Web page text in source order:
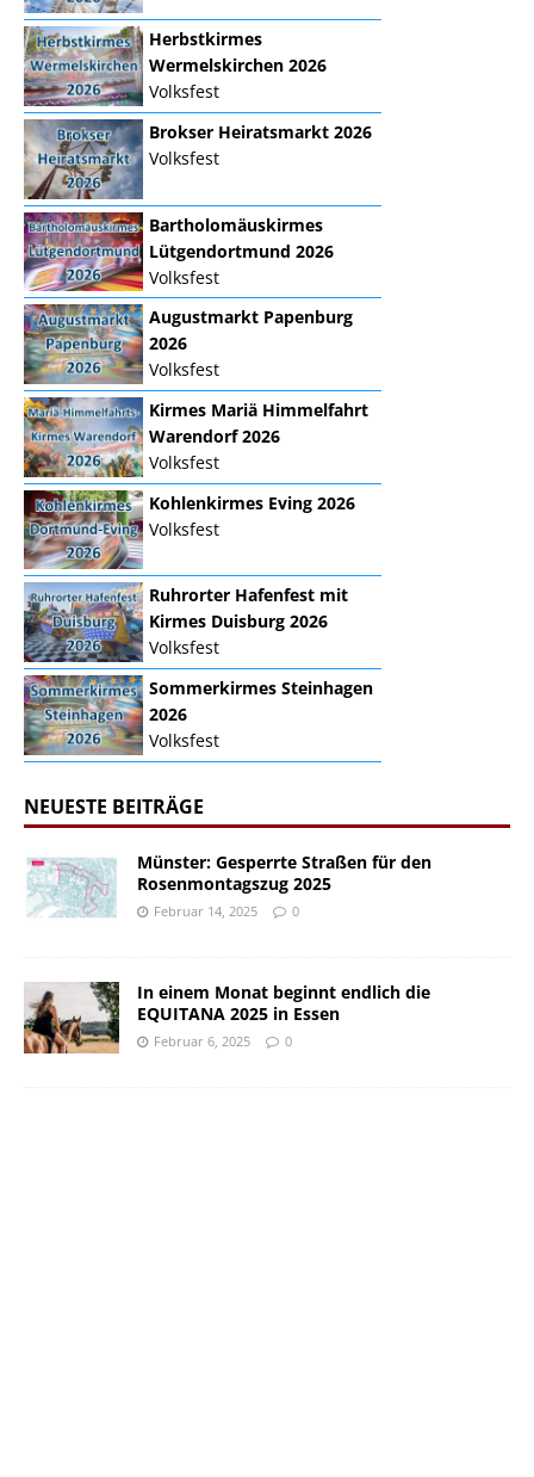
Herbstkirmes
Wermelskirchen 2026
Volksfest
Brokser Heiratsmarkt 2026
Volksfest
Bartholomäuskirmes
Lütgendortmund 2026
Volksfest
Augustmarkt Papenburg
2026
Volksfest
Kirmes Mariä Himmelfahrt
Warendorf 2026
Volksfest
Kohlenkirmes Eving 2026
Volksfest
Ruhrorter Hafenfest mit
Kirmes Duisburg 2026
Volksfest
Sommerkirmes Steinhagen
2026
Volksfest
NEUESTE BEITRÄGE
Münster: Gesperrte Straßen für den
Rosenmontagszug 2025
Februar 14, 2025 0
In einem Monat beginnt endlich die
EQUITANA 2025 in Essen
Februar 6, 2025 0